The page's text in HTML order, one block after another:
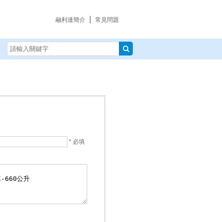
融利達簡介| 常見問題
* 必填